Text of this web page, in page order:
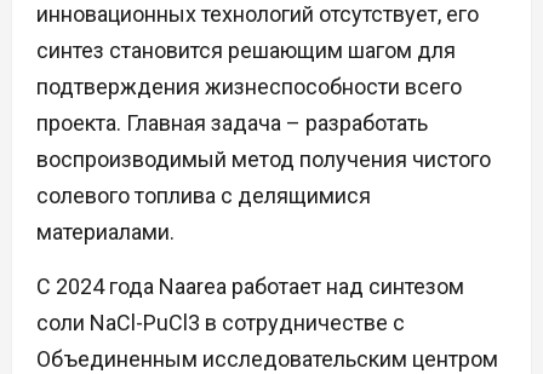
инновационных технологий отсутствует, его
синтез становится решающим шагом для
подтверждения жизнеспособности всего
проекта. Главная задача – разработать
воспроизводимый метод получения чистого
солевого топлива с делящимися
материалами.
С 2024 года Naarea работает над синтезом
соли NaCl-PuCl3 в сотрудничестве с
Объединенным исследовательским центром